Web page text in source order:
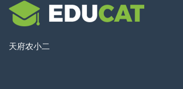
天府农小二